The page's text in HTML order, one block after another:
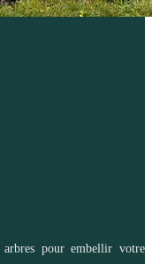
pour embellir votre